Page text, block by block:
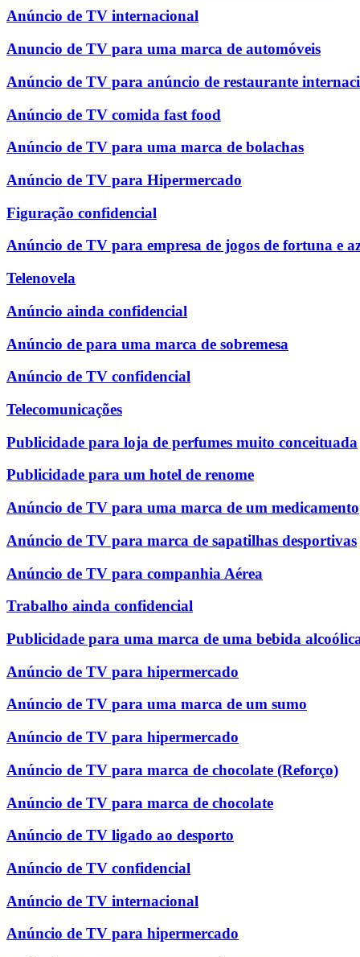
Anúncio de TV internacional
Anuncio de TV para uma marca de automóveis
Anúncio de TV para anúncio de restaurante
Anúncio de TV comida fast food
Anúncio de TV para uma marca de bolachas
Anúncio de TV para Hipermercado
Figuração confidencial
Anúncio de TV para empresa de jogos de fortuna e
Telenovela
Anúncio ainda confidencial
Anúncio de para uma marca de sobremesa
Anúncio de TV confidencial
Telecomunicações
Publicidade para loja de perfumes muito conceituada
Publicidade para um hotel de renome
Anúncio de TV para uma marca de um medicamento
Anúncio de TV para marca de sapatilhas desportivas
Anúncio de TV para companhia Aérea
Trabalho ainda confidencial
Publicidade para uma marca de uma bebida
Anúncio de TV para hipermercado
Anúncio de TV para uma marca de um sumo
Anúncio de TV para hipermercado
Anúncio de TV para marca de chocolate (Reforço)
Anúncio de TV para marca de chocolate
Anúncio de TV ligado ao desporto
Anúncio de TV confidencial
Anúncio de TV internacional
Anúncio de TV para hipermercado